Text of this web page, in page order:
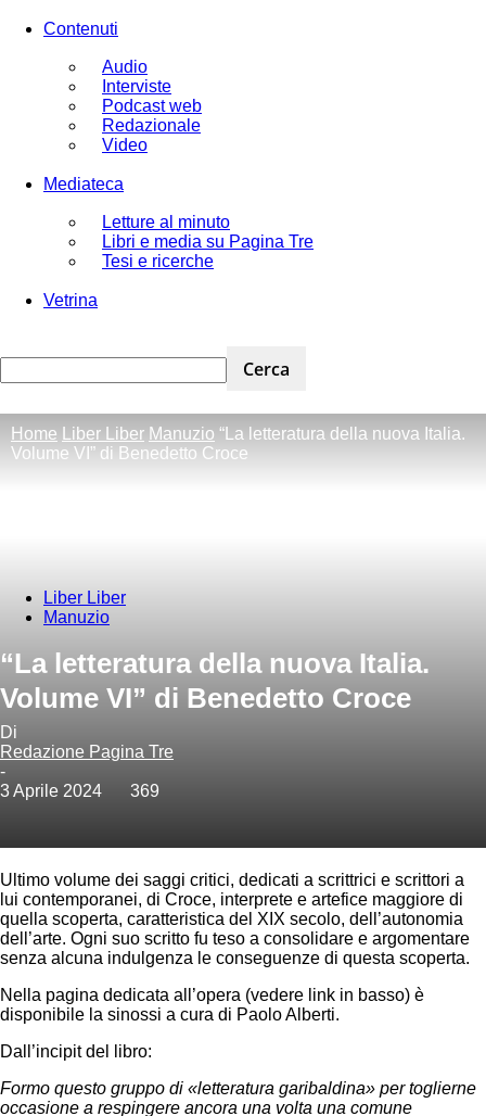
Contenuti
Audio
Interviste
Podcast web
Redazionale
Video
Mediateca
Letture al minuto
Libri e media su Pagina Tre
Tesi e ricerche
Vetrina
Home Liber Liber Manuzio “La letteratura della nuova Italia.
Volume VI” di Benedetto Croce
Liber Liber
Manuzio
“La letteratura della nuova Italia.
Volume VI” di Benedetto Croce
Di
Redazione Pagina Tre
-
3 Aprile 2024
369
Ultimo volume dei saggi critici, dedicati a scrittrici e scrittori a
lui contemporanei, di Croce, interprete e artefice maggiore di
quella scoperta, caratteristica del XIX secolo, dell’autonomia
dell’arte. Ogni suo scritto fu teso a consolidare e argomentare
senza alcuna indulgenza le conseguenze di questa scoperta.
Nella pagina dedicata all’opera (vedere link in basso) è
disponibile la sinossi a cura di Paolo Alberti.
Dall’incipit del libro:
Formo questo gruppo di «letteratura garibaldina» per toglierne
occasione a respingere ancora una volta una comune